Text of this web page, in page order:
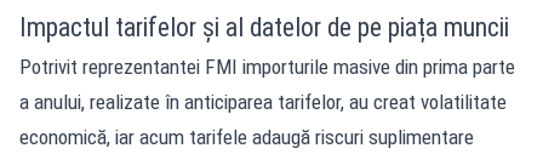
Impactul tarifelor și al datelor de pe piața muncii
Potrivit reprezentantei FMI importurile masive din prima parte
a anului, realizate în anticiparea tarifelor, au creat volatilitate
economică, iar acum tarifele adaugă riscuri suplimentare